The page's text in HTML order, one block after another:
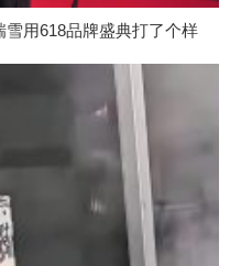
雪用618品牌盛典打了个样